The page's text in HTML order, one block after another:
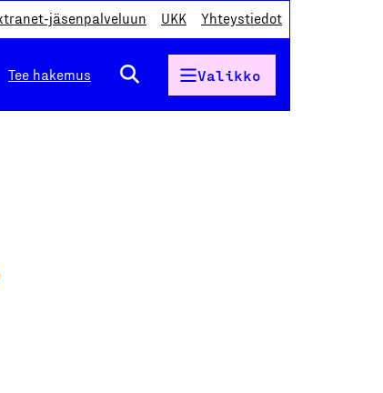
jäsenpalveluun UKK Yhteystiedot
Tee hakemus Valikko